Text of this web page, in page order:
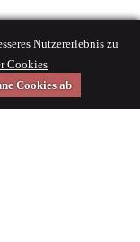
Nutzererlebnis zu
Cookies
Cookies ab